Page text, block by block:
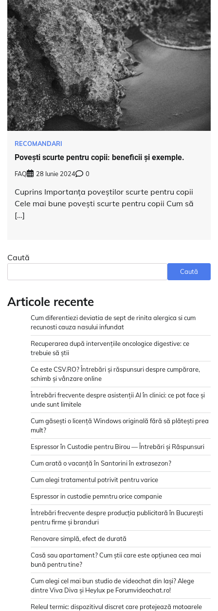
RECOMANDARI
Povești scurte pentru copii: beneficii și exemple.
FAQ 28 Iunie 2024 0
Cuprins Importanța poveștilor scurte pentru copii
Cele mai bune povești scurte pentru copii Cum să
[…]
Caută
Caută
Articole recente
Cum diferentiezi deviatia de sept de rinita alergica si cum
recunosti cauza nasului infundat
Recuperarea după intervențiile oncologice digestive: ce
trebuie să știi
Ce este CSV.RO? Întrebări și răspunsuri despre cumpărare,
schimb și vânzare online
Întrebări frecvente despre asistenții AI în clinici: ce pot face și
unde sunt limitele
Cum găsești o licență Windows originală fără să plătești prea
mult?
Espressor în Custodie pentru Birou — Întrebări și Răspunsuri
Cum arată o vacanță în Santorini în extrasezon?
Cum alegi tratamentul potrivit pentru varice
Espressor in custodie pemntru orice companie
Întrebări frecvente despre producția publicitară în București
pentru firme și branduri
Renovare simplă, efect de durată
Casă sau apartament? Cum știi care este opțiunea cea mai
bună pentru tine?
Cum alegi cel mai bun studio de videochat din Iași? Alege
dintre Viva Diva și Heylux pe Forumvideochat.ro!
Releul termic: dispozitivul discret care protejează motoarele